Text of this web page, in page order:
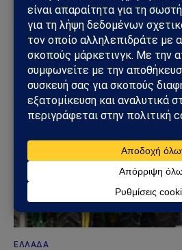
Απεργία στις 16
«παγώνουν» τη χώρα λίγο
12/12/2025
ΕΛΛΆΔΑ